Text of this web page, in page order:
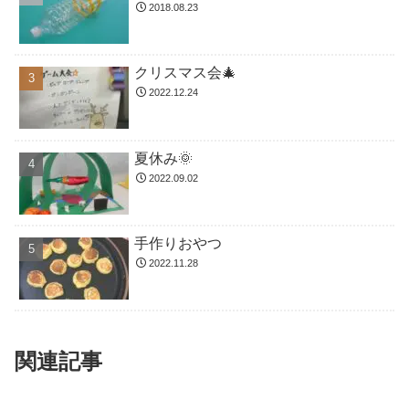
2018.08.23
クリスマス会🎄
2022.12.24
夏休み🌞
2022.09.02
手作りおやつ
2022.11.28
関連記事